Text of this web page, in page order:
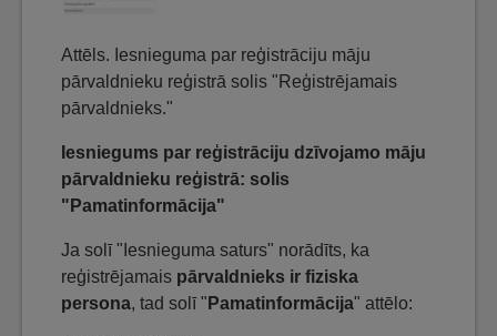
Attēls. Iesnieguma par reģistrāciju māju
pārvaldnieku reģistrā solis "Reģistrējamais
pārvaldnieks."
Iesniegums par reģistrāciju dzīvojamo māju
pārvaldnieku reģistrā: solis
"Pamatinformācija"
Ja solī "Iesnieguma saturs" norādīts, ka
reģistrējamais pārvaldnieks ir fiziska
persona, tad solī " Pamatinformācija" attēlo: